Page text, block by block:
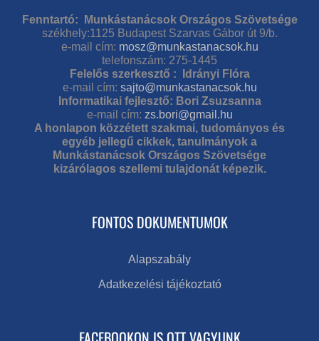
Fenntartó: Munkástanácsok Országos Szövetsége
székhely:1125 Budapest Szarvas Gábor út 9/b.
e-mail cím: mosz@munkastanacsok.hu
telefonszám: 275-1445
Felelős szerkesztő : Idrányi Flóra
e-mail cím: sajto@munkastanacsok.hu
Informatikai fejlesztő: Bori Zsuzsanna
e-mail cím: zs.bori@gmail.hu
A honlapon közzétett szakmai, tudományos és
egyéb jellegű cikkek, tanulmányok a
Munkástanácsok Országos Szövetsége
kizárólagos szellemi tulajdonát képezik.
FONTOS DOKUMENTUMOK
Alapszabály
Adatkezelési tájékoztató